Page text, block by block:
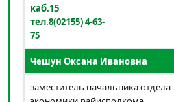
каб.15
тел.8(02155) 4-63-
75
Чешун Оксана Ивановна
заместитель начальника отдела